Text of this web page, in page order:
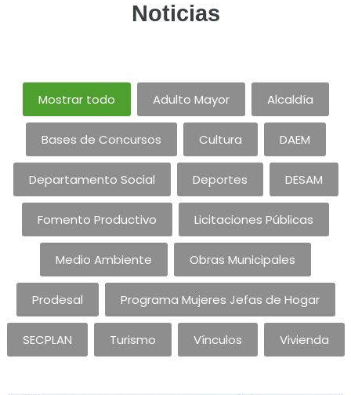
Noticias
Mostrar todo Adulto Mayor Alcaldía
Bases de Concursos Cultura DAEM
Departamento Social Deportes DESAM
Fomento Productivo Licitaciones Públicas
Medio Ambiente Obras Municipales
Prodesal Programa Mujeres Jefas de Hogar
SECPLAN Turismo Vínculos Vivienda